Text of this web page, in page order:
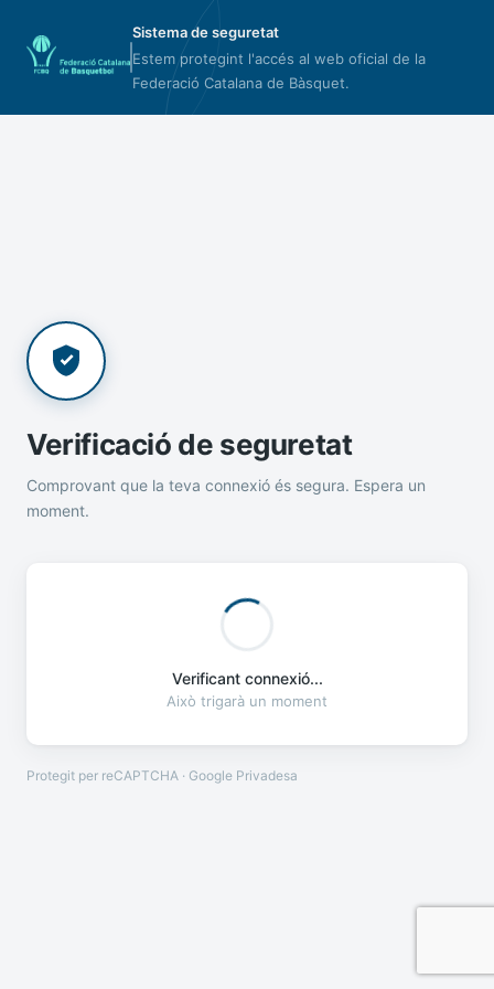
Sistema de seguretat
Estem protegint l'accés al web oficial de la
Federació Catalana de Bàsquet.
Verificació de seguretat
Comprovant que la teva connexió és segura. Espera un
moment.
Verificant connexió...
Això trigarà un moment
Protegit per reCAPTCHA · Google Privadesa